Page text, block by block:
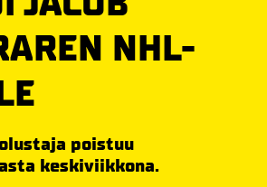
NHL-
poistuu
keskiviikkona.